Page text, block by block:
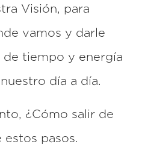
Visión, para
vamos y darle
de tiempo y energía
día a día.
¿Cómo salir de
estos pasos.